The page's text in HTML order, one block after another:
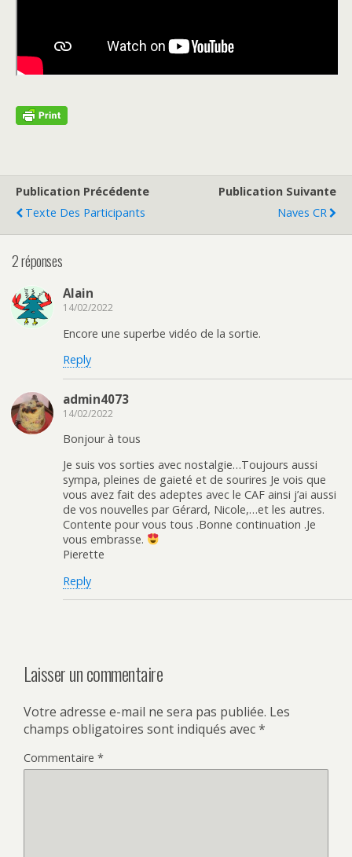
Publication Précédente
Texte Des Participants
Publication Suivante
Naves CR
2 réponses
Alain
14/02/2022
Encore une superbe vidéo de la sortie.
Reply
admin4073
14/02/2022
Bonjour à tous
Je suis vos sorties avec nostalgie…Toujours aussi
sympa, pleines de gaieté et de sourires Je vois que
vous avez fait des adeptes avec le CAF ainsi j’ai aussi
de vos nouvelles par Gérard, Nicole,…et les autres.
Contente pour vous tous .Bonne continuation .Je
vous embrasse.
Pierette
Reply
Laisser un commentaire
Votre adresse e-mail ne sera pas publiée. Les
champs obligatoires sont indiqués avec*
Commentaire *